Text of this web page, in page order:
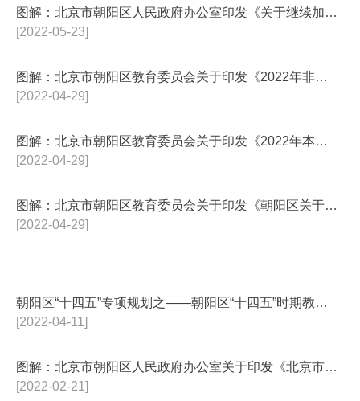
[2022-05-23]
图解：北京市朝阳区人民政府办公室印发《关于继续加大中小微企业帮扶力度加快...
[2022-04-29]
图解：北京市朝阳区教育委员会关于印发《2022年非本市户籍适龄儿童少年在...
[2022-04-29]
图解：北京市朝阳区教育委员会关于印发《2022年本市外区户籍无房家庭适龄...
[2022-04-29]
图解：北京市朝阳区教育委员会关于印发《朝阳区关于2022年义务教育阶段入...
[2022-04-11]
朝阳区“十四五”专项规划之——朝阳区“十四五”时期教育发展规划
[2022-02-21]
图解：北京市朝阳区人民政府办公室关于印发《北京市朝阳区2022年办好重要...